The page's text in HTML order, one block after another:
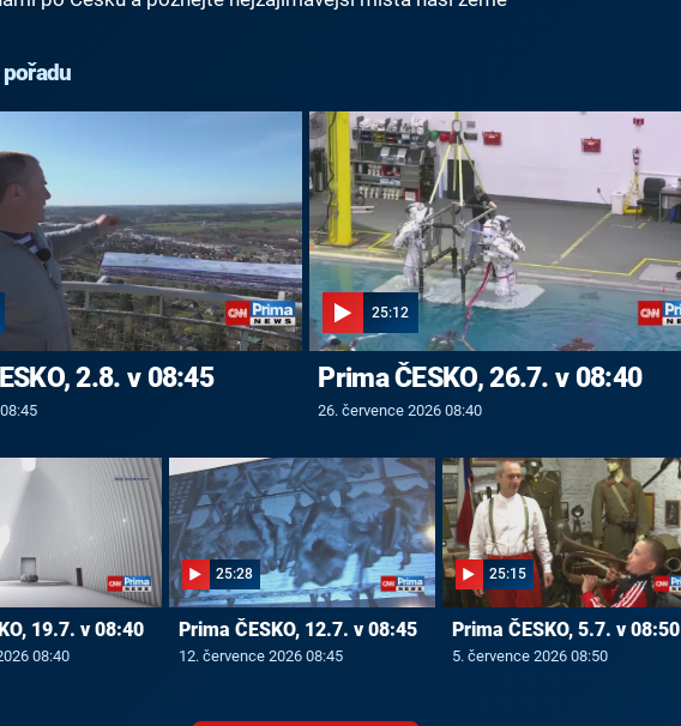
pořadu
2.8. v 08:45
25:12
Prima ČESKO, 26.7. v 08:40
26. července 2026 08:40
19.7. v 08:40
08:40
25:28
Prima ČESKO, 12.7. v 08:45
12. července 2026 08:45
25:15
Prima ČESKO, 5.7. v 08:50
5. července 2026 08:50